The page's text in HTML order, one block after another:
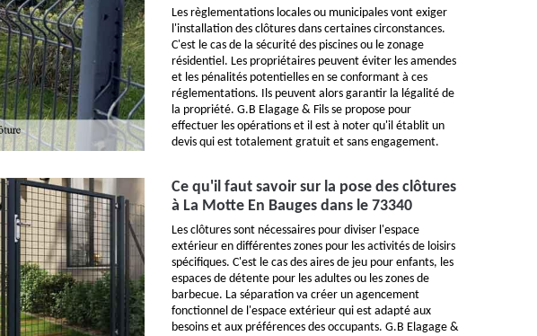
Les règlementations locales ou municipales vont exiger
l'installation des clôtures dans certaines circonstances.
C'est le cas de la sécurité des piscines ou le zonage
résidentiel. Les propriétaires peuvent éviter les amendes
et les pénalités potentielles en se conformant à ces
réglementations. Ils peuvent alors garantir la légalité de
la propriété. G.B Elagage & Fils se propose pour
effectuer les opérations et il est à noter qu'il établit un
devis qui est totalement gratuit et sans engagement.
Ce qu'il faut savoir sur la pose des clôtures
à La Motte En Bauges dans le 73340
Les clôtures sont nécessaires pour diviser l'espace
extérieur en différentes zones pour les activités de loisirs
spécifiques. C'est le cas des aires de jeu pour enfants, les
espaces de détente pour les adultes ou les zones de
barbecue. La séparation va créer un agencement
fonctionnel de l'espace extérieur qui est adapté aux
besoins et aux préférences des occupants. G.B Elagage &